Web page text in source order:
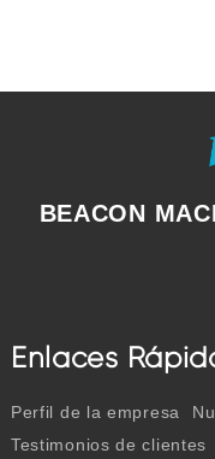
BEACON
Enlaces
Perfil de la empresa
Testimonios de clientes